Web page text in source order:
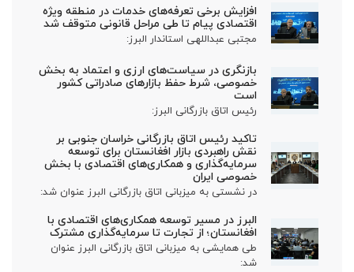
افزایش برخی تعرفه‌های خدمات در منطقه ویژه
اقتصادی پیام تا طی مراحل قانونی متوقف شد
مجتبی عبداللهی استاندار البرز:
بازنگری در سیاست‌های ارزی و اعتماد به بخش
خصوصی، شرط حفظ بازارهای صادراتی کشور
است
رئیس اتاق بازرگانی البرز:
تاکید رئیس اتاق بازرگانی خراسان جنوبی بر
نقش راهبردی بازار افغانستان برای توسعه
سرمایه‌گذاری و همکاری‌های اقتصادی با بخش
خصوصی ایران
در نشستی به میزبانی اتاق بازرگانی البرز عنوان شد:
البرز در مسیر توسعه همکاری‌های اقتصادی با
افغانستان؛ از تجارت تا سرمایه‌گذاری مشترک
طی همایشی به میزبانی اتاق بازرگانی البرز عنوان
شد: